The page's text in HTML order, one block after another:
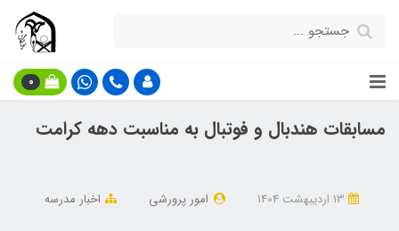
0
مسابقات هندبال و فوتبال به مناسبت دهه کرامت
امور پرورشی اخبار مدرسه